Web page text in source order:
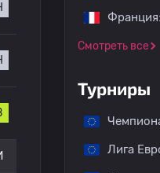
Смотреть все
Турниры
Лига